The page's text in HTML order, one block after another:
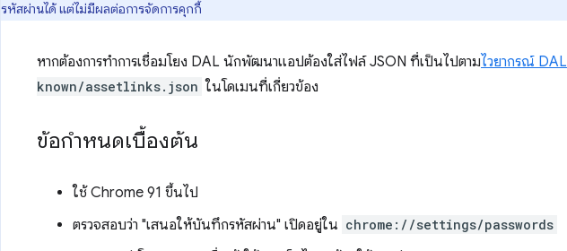
รหัสผ่านได้ แต่ไม่มีผลต่อการจัดการคุกกี้
หากต้องการทําการเชื่อมโยง DAL นักพัฒนาแอปต้องใส่ไฟล์ JSON ที่เป็นไปตามไวยากรณ์ DAL
known/assetlinks.json ในโดเมนที่เกี่ยวข้อง
ข้อกำหนดเบื้องต้น
ใช้ Chrome 91 ขึ้นไป
ตรวจสอบว่า "เสนอให้บันทึกรหัสผ่าน" เปิดอยู่ใน chrome://settings/passwords